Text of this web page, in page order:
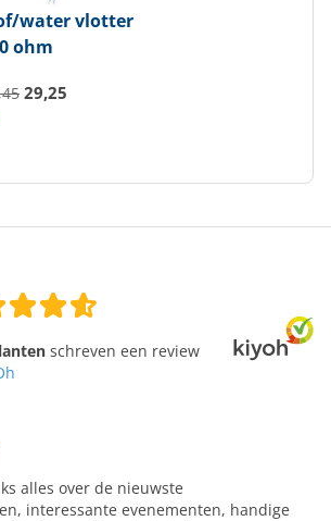
water vlotter
ohm
29,25
schreven een review
alles over de nieuwste
interessante evenementen, handige